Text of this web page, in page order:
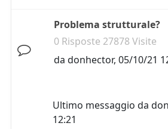
Problema strutturale?
0 Risposte 27878 Visite
da donhector, 05/10/21
Ultimo messaggio da
12:21